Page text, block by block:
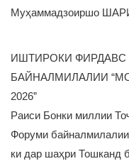
Муҳаммадзоиршо
ИШТИРОКИ
БАЙНАЛМИЛАЛИИ
2026”
Раиси Бонки миллии
Форуми
ки дар шаҳри Тошканд